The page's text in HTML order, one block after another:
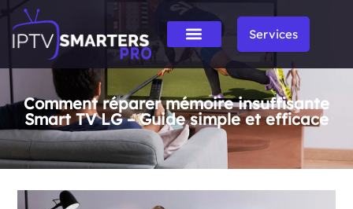
Services
Comment réparer mémoire insuffisante
Smart TV LG – Guide simple et efficace